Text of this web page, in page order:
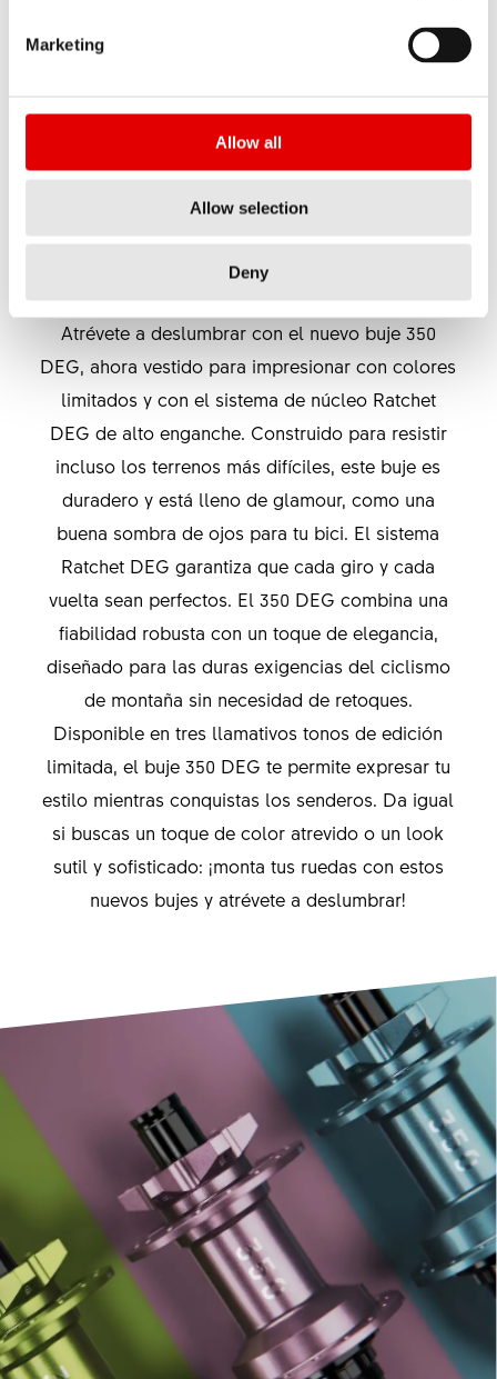
Marketing
Allow all
Allow selection
Deny
DEG, así como las nuevas llantas de MTB fabricadas
PURE Carbon MTB rims
DARE TO DAZZLE
Atrévete a deslumbrar con el nuevo buje 350
DEG, ahora vestido para impresionar con colores
limitados y con el sistema de núcleo Ratchet
DEG de alto enganche. Construido para resistir
incluso los terrenos más difíciles, este buje es
duradero y está lleno de glamour, como una
buena sombra de ojos para tu bici. El sistema
Ratchet DEG garantiza que cada giro y cada
vuelta sean perfectos. El 350 DEG combina una
fiabilidad robusta con un toque de elegancia,
diseñado para las duras exigencias del ciclismo
de montaña sin necesidad de retoques.
Disponible en tres llamativos tonos de edición
limitada, el buje 350 DEG te permite expresar tu
estilo mientras conquistas los senderos. Da igual
si buscas un toque de color atrevido o un look
sutil y sofisticado: ¡monta tus ruedas con estos
nuevos bujes y atrévete a deslumbrar!